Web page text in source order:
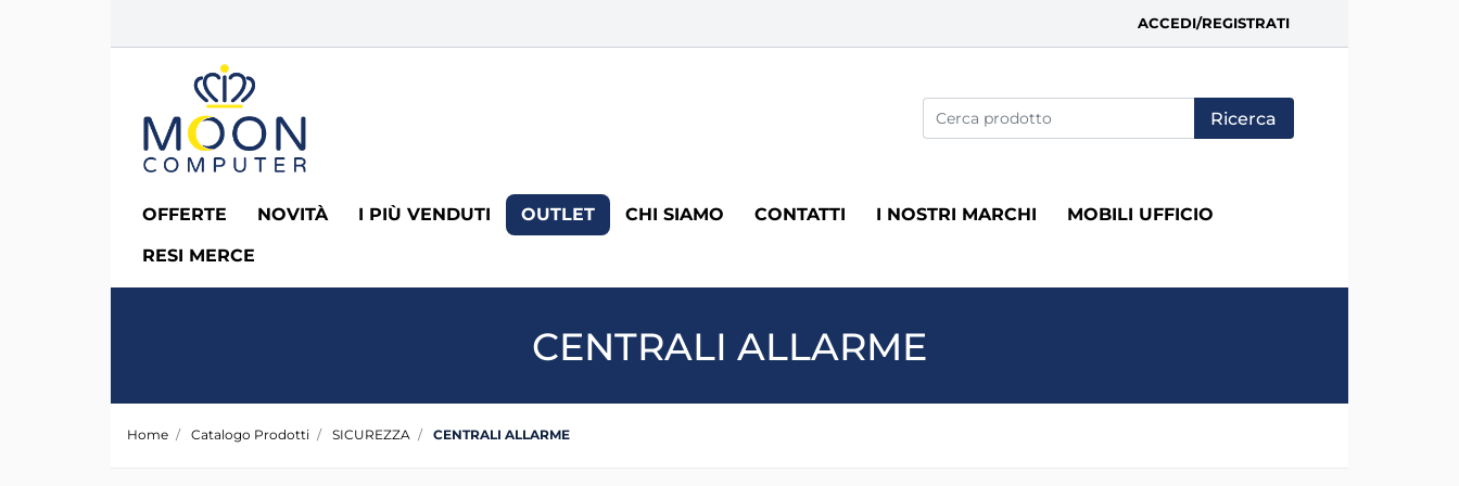
ACCEDI/REGISTRATI
La modifica di un filtro aggiorna automaticamente gli altri filtri
OFFERTE NOVITÀ I PIÙ VENDUTI OUTLET CHI SIAMO CONTATTI I NOSTRI MARCHI
MOBILI UFFICIO
RESI MERCE
CENTRALI ALLARME
Home Catalogo Prodotti SICUREZZA CENTRALI ALLARME